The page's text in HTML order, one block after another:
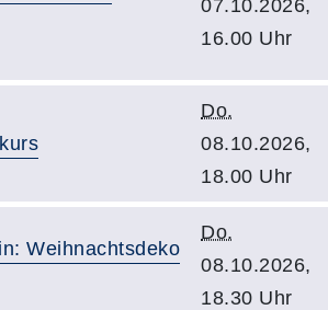
07.10.2026,
16.00 Uhr
Do.
08.10.2026,
18.00 Uhr
Weihnachtsdeko
Do.
08.10.2026,
18.30 Uhr